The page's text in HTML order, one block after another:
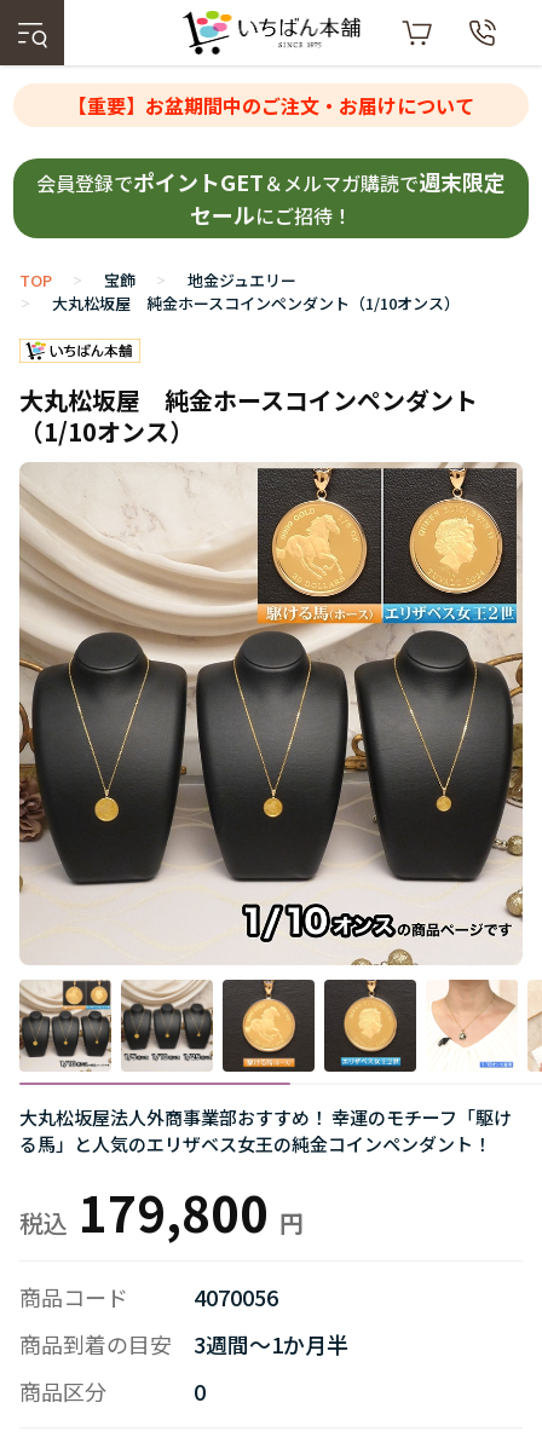
【重要】お盆期間中のご注文・お届けについて
会員登録でポイントGET＆メルマガ購読で週末限定
セールにご招待！
TOP
>
宝飾
>
地金ジュエリー
大丸松坂屋 純金ホースコインペンダント（1/10オンス）
大丸松坂屋 純金ホースコインペンダント
（1/10オンス）
大丸松坂屋法人外商事業部おすすめ！ 幸運のモチーフ「駆け
る馬」と人気のエリザベス女王の純金コインペンダント！
179,800
商品コード
4070056
商品到着の目安
3週間～1か月半
商品区分
0